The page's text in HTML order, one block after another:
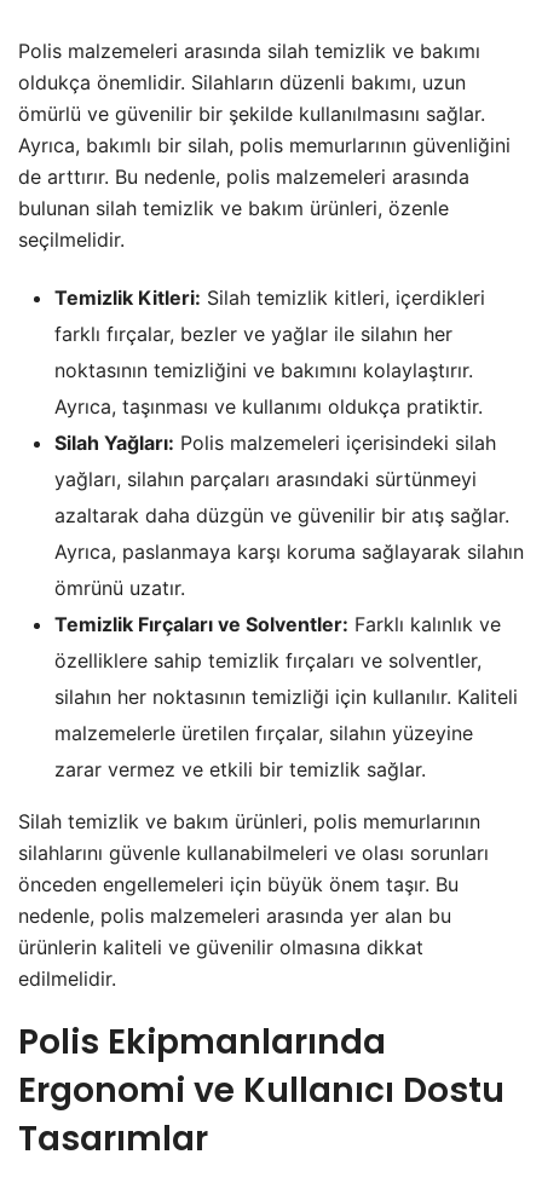
Polis malzemeleri arasında silah temizlik ve bakımı
oldukça önemlidir. Silahların düzenli bakımı, uzun
ömürlü ve güvenilir bir şekilde kullanılmasını sağlar.
Ayrıca, bakımlı bir silah, polis memurlarının güvenliğini
de arttırır. Bu nedenle, polis malzemeleri arasında
bulunan silah temizlik ve bakım ürünleri, özenle
seçilmelidir.
Temizlik Kitleri: Silah temizlik kitleri, içerdikleri
farklı fırçalar, bezler ve yağlar ile silahın her
noktasının temizliğini ve bakımını kolaylaştırır.
Ayrıca, taşınması ve kullanımı oldukça pratiktir.
Silah Yağları: Polis malzemeleri içerisindeki silah
yağları, silahın parçaları arasındaki sürtünmeyi
azaltarak daha düzgün ve güvenilir bir atış sağlar.
Ayrıca, paslanmaya karşı koruma sağlayarak silahın
ömrünü uzatır.
Temizlik Fırçaları ve Solventler: Farklı kalınlık ve
özelliklere sahip temizlik fırçaları ve solventler,
silahın her noktasının temizliği için kullanılır. Kaliteli
malzemelerle üretilen fırçalar, silahın yüzeyine
zarar vermez ve etkili bir temizlik sağlar.
Silah temizlik ve bakım ürünleri, polis memurlarının
silahlarını güvenle kullanabilmeleri ve olası sorunları
önceden engellemeleri için büyük önem taşır. Bu
nedenle, polis malzemeleri arasında yer alan bu
ürünlerin kaliteli ve güvenilir olmasına dikkat
edilmelidir.
Polis Ekipmanlarında
Ergonomi ve Kullanıcı Dostu
Tasarımlar